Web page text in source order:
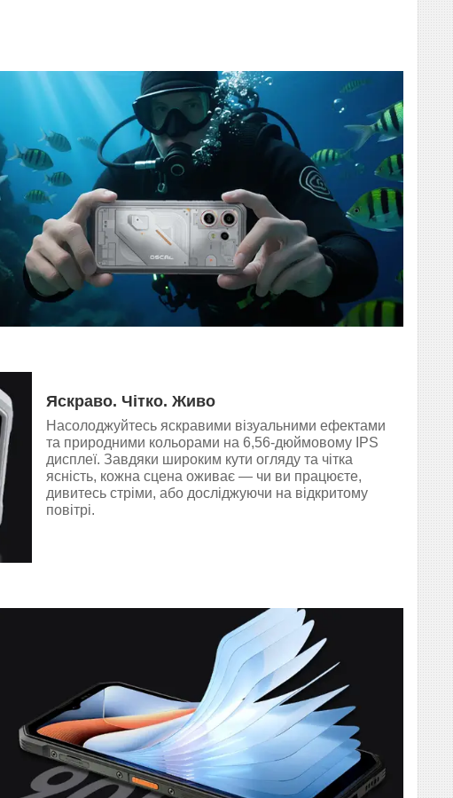
Яскраво. Чітко. Живо
Насолоджуйтесь яскравими візуальними ефектами
та природними кольорами на 6,56-дюймовому IPS
дисплеї. Завдяки широким кути огляду та чітка
ясність, кожна сцена оживає — чи ви працюєте,
дивитесь стріми, або досліджуючи на відкритому
повітрі.